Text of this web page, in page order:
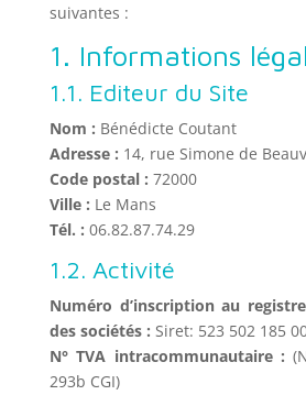
suivantes :
1. Informations
1.1. Editeur du Site
Nom : Bénédicte Coutant
Adresse : 14, rue Simone de
Code postal : 72000
Ville : Le Mans
Tél. : 06.82.87.74.29
1.2. Activité
Numéro d’inscription au
des sociétés : Siret: 523 502 185
N° TVA intracommunautaire :
293b CGI)